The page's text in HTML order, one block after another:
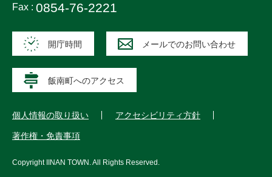
Fax : 0854-76-2221
開庁時間 メールでのお問い合わせ
飯南町へのアクセス
個人情報の取り扱い アクセシビリティ方針
著作権・免責事項
Copyright IINAN TOWN . All Rights Reserved.